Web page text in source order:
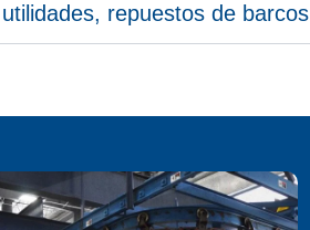
repuestos de barcos